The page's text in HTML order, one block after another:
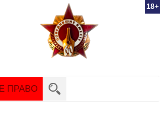
18+
ПРАВО